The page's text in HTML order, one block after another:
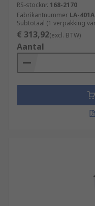
RS-stocknr. 168-2170
Fabrikantnummer LA-
Subtotaal (1 verpakking
€ 313,92(excl. BTW)
Aantal